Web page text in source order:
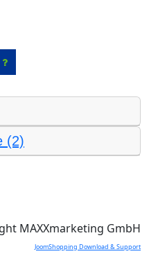
(2)
MAXXmarketing GmbH
JoomShopping Download & Support